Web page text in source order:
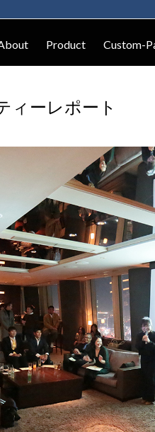
Product Custom-
ィーレポート